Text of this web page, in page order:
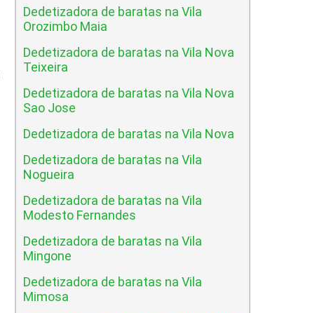
Dedetizadora de baratas na Vila
Orozimbo Maia
Dedetizadora de baratas na Vila Nova
Teixeira
Dedetizadora de baratas na Vila Nova
Sao Jose
Dedetizadora de baratas na Vila Nova
Dedetizadora de baratas na Vila
Nogueira
Dedetizadora de baratas na Vila
Modesto Fernandes
Dedetizadora de baratas na Vila
Mingone
Dedetizadora de baratas na Vila
Mimosa